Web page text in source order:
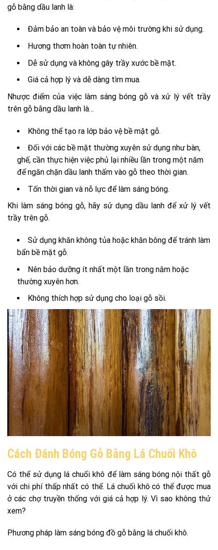
gỗ bằng dầu lanh là:
Đảm bảo an toàn và bảo vệ môi trường khi sử dụng.
Hương thơm hoàn toàn tự nhiên.
Dễ sử dụng và không gây trầy xước bề mặt.
Giá cả hợp lý và dễ dàng tìm mua.
Nhược điểm của việc làm sáng bóng gỗ và xử lý vết trầy
trên gỗ bằng dầu lanh là…
Không thể tạo ra lớp bảo vệ bề mặt gỗ.
Đối với các bề mặt thường xuyên sử dụng như bàn,
ghế, cần thực hiện việc phủ lại nhiều lần trong một năm
để ngăn chặn dầu lanh thấm vào gỗ theo thời gian.
Tốn thời gian và nỗ lực để làm sáng bóng.
Khi làm sáng bóng gỗ, hãy sử dụng dầu lanh để xử lý vết
trầy trên gỗ.
Sử dụng khăn không tủa hoặc khăn bông để tránh làm
bẩn bề mặt gỗ.
Nên bảo dưỡng ít nhất một lần trong năm hoặc
thường xuyên hơn.
Không thích hợp sử dụng cho loại gỗ sồi.
Cách Đánh Bóng Gỗ Bằng Lá Chuối Khô
Có thể sử dụng lá chuối khô để làm sáng bóng nội thất gỗ
với chi phí thấp nhất có thể. Lá chuối khô có thể được mua
ở các chợ truyền thống với giá cả hợp lý. Vì sao không thử
xem?
Phương pháp làm sáng bóng đồ gỗ bằng lá chuối khô.